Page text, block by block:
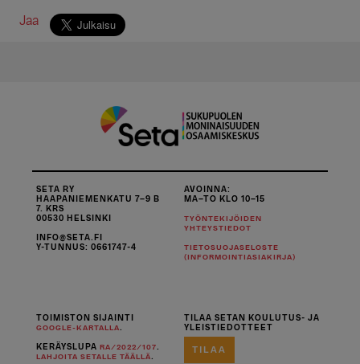
Jaa
SETA RY
HAAPANIEMENKATU 7–9 B
7. KRS
00530 HELSINKI
INFO@SETA.FI
Y-TUNNUS: 0661747-4
AVOINNA:
MA–TO KLO 10–15
TYÖNTEKIJÖIDEN
YHTEYSTIEDOT
TIETOSUOJASELOSTE
(INFORMOINTIASIAKIRJA)
TOIMISTON SIJAINTI
GOOGLE-KARTALLA
KERÄYSLUPARA/2022/107
LAHJOITA SETALLE TÄÄLLÄ
TILAA SETAN KOULUTUS- JA
YLEISTIEDOTTEET
TILAA